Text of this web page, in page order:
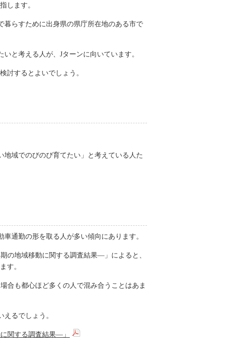
します。
暮らすために出身県の県庁所在地のある市で
と考える人が、Jターンに向いています。
討するとよいでしょう。
地域でのびのび育てたい」と考えている人た
通勤の形を取る人が多い傾向にあります。
の地域移動に関する調査結果―」によると、
す。
合も都心ほど多くの人で混み合うことはあま
るでしょう。
関する調査結果―」